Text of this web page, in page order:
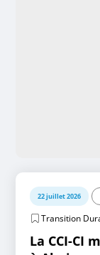
22 juillet 2026
Transition
La CCI-CI